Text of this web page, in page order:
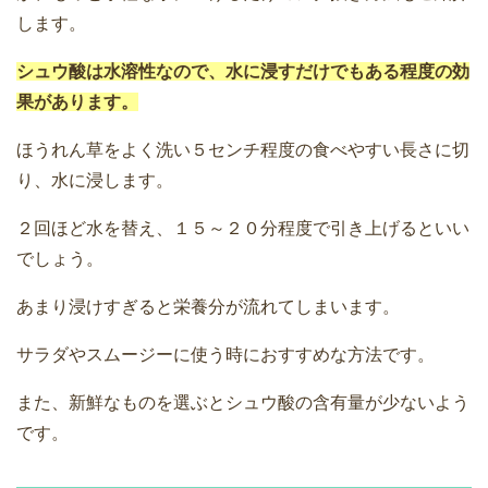
します。
シュウ酸は水溶性なので、水に浸すだけでもある程度の効
果があります。
ほうれん草をよく洗い５センチ程度の食べやすい長さに切
り、水に浸します。
２回ほど水を替え、１５～２０分程度で引き上げるといい
でしょう。
あまり浸けすぎると栄養分が流れてしまいます。
サラダやスムージーに使う時におすすめな方法です。
また、新鮮なものを選ぶとシュウ酸の含有量が少ないよう
です。